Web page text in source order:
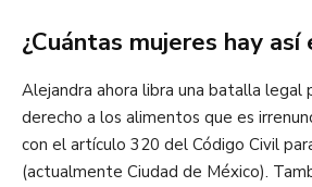
¿Cuántas mujeres hay así
Alejandra ahora libra una batalla legal
derecho a los alimentos que es
con el artículo 320 del Código Civil
(actualmente Ciudad de México).